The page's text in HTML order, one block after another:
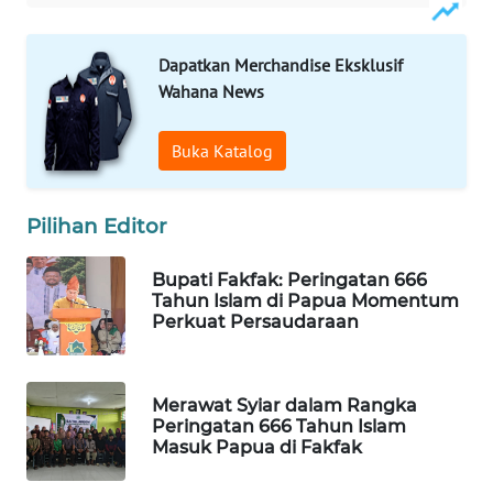
Dapatkan Merchandise Eksklusif
Wahana News
Buka Katalog
Pilihan Editor
Bupati Fakfak: Peringatan 666
Tahun Islam di Papua Momentum
Perkuat Persaudaraan
Merawat Syiar dalam Rangka
Peringatan 666 Tahun Islam
Masuk Papua di Fakfak
MAWAKA
ID
MARTABAT
NET
PLN
MKLI
LPKKI
LKKI
KOPEKLIN